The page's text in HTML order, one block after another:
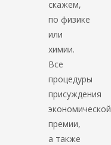
скажем,
по физике
или
химии.
Все
процедуры
присуждения
экономической
премии,
а также